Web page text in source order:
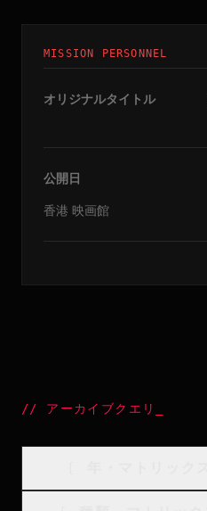
MISSION PERSONNEL
オリジナルタイトル
公開日
香港 映画館
// アーカイブクエリ